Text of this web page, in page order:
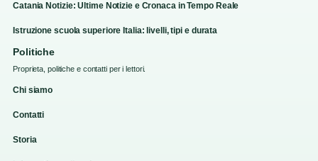
Catania Notizie: Ultime Notizie e Cronaca in Tempo Reale
Istruzione scuola superiore Italia: livelli, tipi e durata
Politiche
Proprieta, politiche e contatti per i lettori.
Chi siamo
Contatti
Storia